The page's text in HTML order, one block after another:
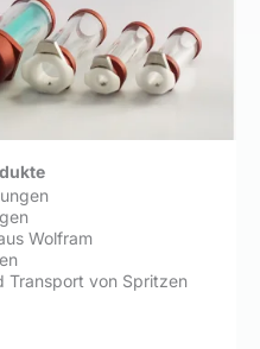
Wolfram
Transport von Spritzen